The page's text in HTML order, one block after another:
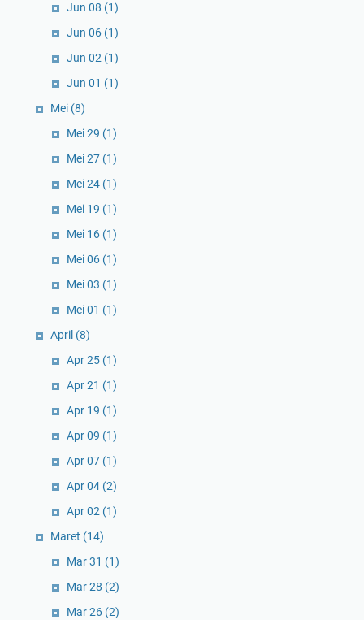
Jun 08 (1)
Jun 06 (1)
Jun 02 (1)
Jun 01 (1)
Mei (8)
Mei 29 (1)
Mei 27 (1)
Mei 24 (1)
Mei 19 (1)
Mei 16 (1)
Mei 06 (1)
Mei 03 (1)
Mei 01 (1)
April (8)
Apr 25 (1)
Apr 21 (1)
Apr 19 (1)
Apr 09 (1)
Apr 07 (1)
Apr 04 (2)
Apr 02 (1)
Maret (14)
Mar 31 (1)
Mar 28 (2)
Mar 26 (2)